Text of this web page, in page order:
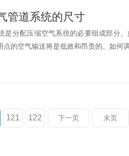
管道系统的尺寸
是分配压缩空气系统的必要组成部分
的空气输送将是低效和昂贵的。如何
121 122 下一页 末页